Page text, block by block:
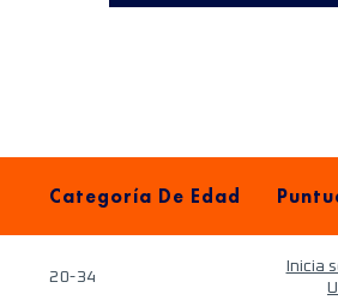
Categoría De Edad
20-34
Inicia